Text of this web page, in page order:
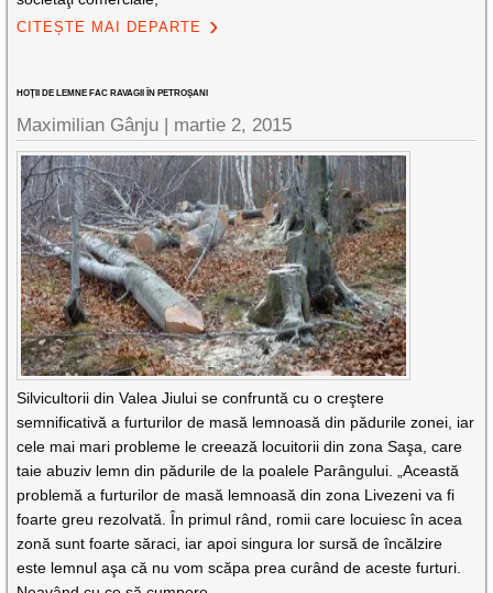
CITEȘTE MAI DEPARTE
HOŢII DE LEMNE FAC RAVAGII ÎN PETROŞANI
Maximilian Gânju | martie 2, 2015
Silvicultorii din Valea Jiului se confruntă cu o creştere
semnificativă a furturilor de masă lemnoasă din pădurile zonei, iar
cele mai mari probleme le creează locuitorii din zona Saşa, care
taie abuziv lemn din pădurile de la poalele Parângului. „Această
problemă a furturilor de masă lemnoasă din zona Livezeni va fi
foarte greu rezolvată. În primul rând, romii care locuiesc în acea
zonă sunt foarte săraci, iar apoi singura lor sursă de încălzire
este lemnul aşa că nu vom scăpa prea curând de aceste furturi.